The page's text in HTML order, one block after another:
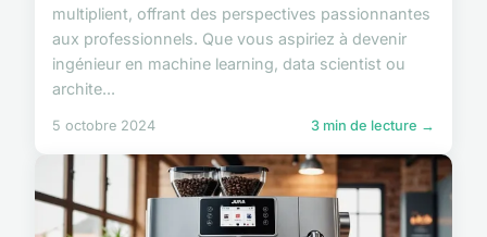
multiplient, offrant des perspectives passionnantes
aux professionnels. Que vous aspiriez à devenir
ingénieur en machine learning, data scientist ou
archite...
5 octobre 2024 3 min de lecture →